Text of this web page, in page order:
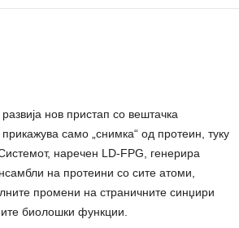
нов пристап со вештачка
само „снимка“ од протеин, туку
наречен LD-FPG, генерира
на протеини со сите атоми,
промени на страничните синџири
биолошки функции.